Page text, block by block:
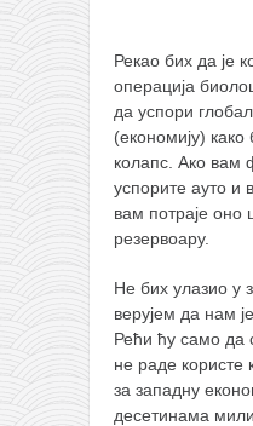
Рекао бих да је
операција
да успори
(економију)
колапс. Ако вам
успорите ауто и
вам потраје оно
резервоару.
Не бих улазио у
верујем да нам
Рећи ћу само да
не раде користе
за западну
десетинама